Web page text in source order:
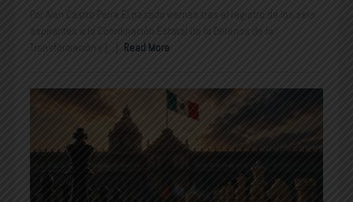
Por Alan Castro Parra El pasado viernes tras el registro de los seis
aspirantes a la Coordinación Estatal de la Defensa de la
Transformación y [...]
Read More